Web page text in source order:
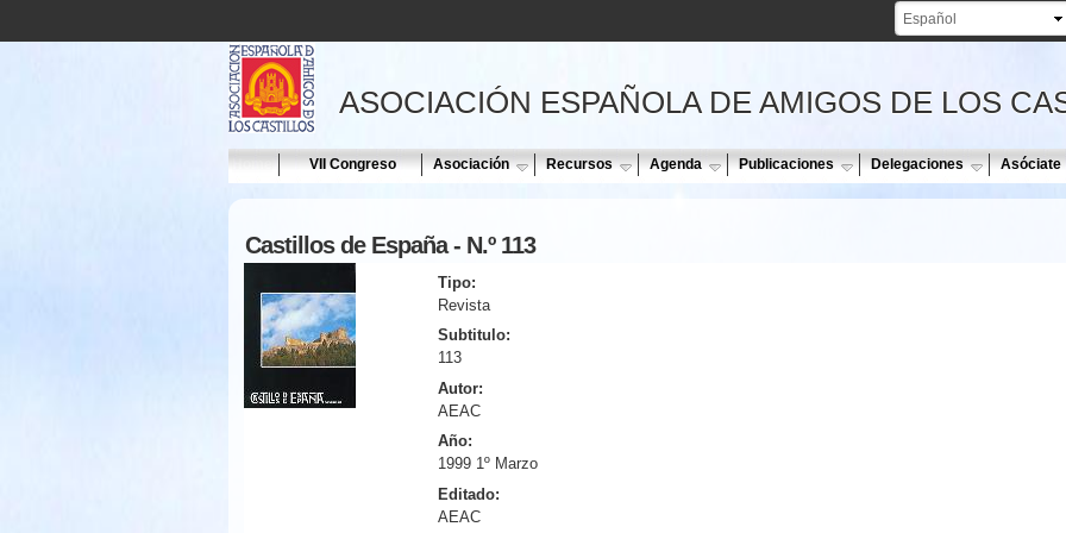
ASOCIACIÓN ESPAÑOLA DE AMIGOS DE LOS
Home VII Congreso Asociación Recursos Agenda Publicaciones Delegaciones Asóciate
Castillos de España - N.º 113
Tipo:
Revista
Subtitulo:
113
Autor:
AEAC
Año:
1999 1º Marzo
Editado:
AEAC